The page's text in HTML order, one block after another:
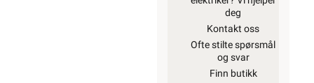
deg
Kontakt oss
Ofte stilte spørsmål
og svar
Finn butikk